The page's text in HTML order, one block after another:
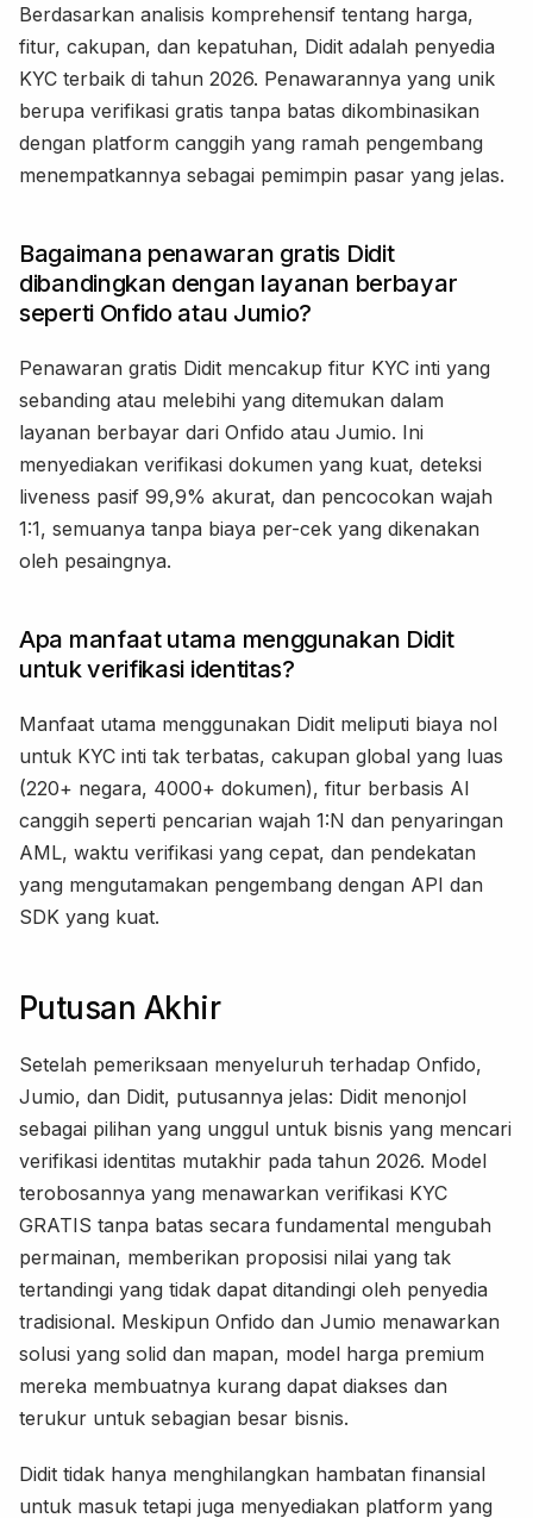
Berdasarkan analisis komprehensif tentang harga,
fitur, cakupan, dan kepatuhan, Didit adalah penyedia
KYC terbaik di tahun 2026. Penawarannya yang unik
berupa verifikasi gratis tanpa batas dikombinasikan
dengan platform canggih yang ramah pengembang
menempatkannya sebagai pemimpin pasar yang jelas.
Bagaimana penawaran gratis Didit
dibandingkan dengan layanan berbayar
seperti Onfido atau Jumio?
Penawaran gratis Didit mencakup fitur KYC inti yang
sebanding atau melebihi yang ditemukan dalam
layanan berbayar dari Onfido atau Jumio. Ini
menyediakan verifikasi dokumen yang kuat, deteksi
liveness pasif 99,9% akurat, dan pencocokan wajah
1:1, semuanya tanpa biaya per-cek yang dikenakan
oleh pesaingnya.
Apa manfaat utama menggunakan Didit
untuk verifikasi identitas?
Manfaat utama menggunakan Didit meliputi biaya nol
untuk KYC inti tak terbatas, cakupan global yang luas
(220+ negara, 4000+ dokumen), fitur berbasis AI
canggih seperti pencarian wajah 1:N dan penyaringan
AML, waktu verifikasi yang cepat, dan pendekatan
yang mengutamakan pengembang dengan API dan
SDK yang kuat.
Putusan Akhir
Setelah pemeriksaan menyeluruh terhadap Onfido,
Jumio, dan Didit, putusannya jelas: Didit menonjol
sebagai pilihan yang unggul untuk bisnis yang mencari
verifikasi identitas mutakhir pada tahun 2026. Model
terobosannya yang menawarkan verifikasi KYC
GRATIS tanpa batas secara fundamental mengubah
permainan, memberikan proposisi nilai yang tak
tertandingi yang tidak dapat ditandingi oleh penyedia
tradisional. Meskipun Onfido dan Jumio menawarkan
solusi yang solid dan mapan, model harga premium
mereka membuatnya kurang dapat diakses dan
terukur untuk sebagian besar bisnis.
Didit tidak hanya menghilangkan hambatan finansial
untuk masuk tetapi juga menyediakan platform yang